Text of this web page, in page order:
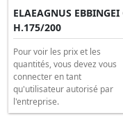
ELAEAGNUS
H.175/200
Pour voir les prix et les
quantités, vous devez vous
connecter en tant
qu'utilisateur autorisé par
l'entreprise.